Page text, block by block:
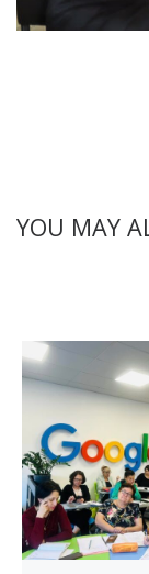
YOU MAY